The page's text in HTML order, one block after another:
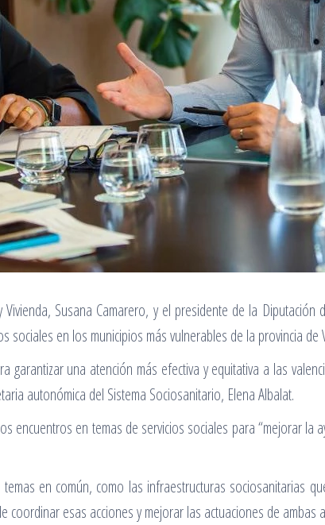
Susana Camarero, y el presidente de la
en los municipios más vulnerables de la provincia de
una atención más efectiva y equitativa a las
autonómica del Sistema Sociosanitario, Elena Albalat.
encuentros en temas de servicios sociales para “mejorar la
en común, como las infraestructuras sociosanitarias
esas acciones y mejorar las actuaciones de ambas